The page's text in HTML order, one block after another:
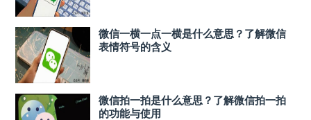
微信一横一点一横是什么意思？了解微信
表情符号的含义
微信拍一拍是什么意思？了解微信拍一拍
的功能与使用